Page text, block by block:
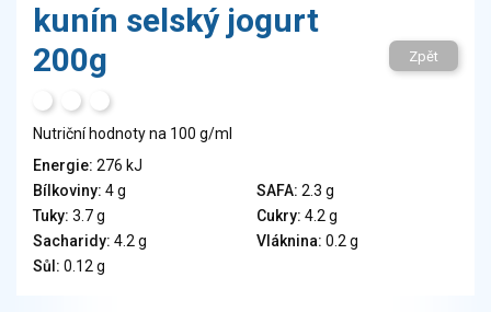
Vejce
Mléko
Mléčné výrobky
Sýry
Veganské a vegetariánské výrobky
Tuky
Obiloviny, mouka, cereální výrobky
Chléb, pečivo, křehké chleby, pufované výrobky
Přílohy
kunín selský jogurt
200g
Zpět
Nutriční hodnoty na 100 g/ml
Energie: 276 kJ
Bílkoviny: 4 g SAFA: 2.3 g
Tuky: 3.7 g Cukry: 4.2 g
Sacharidy: 4.2 g Vláknina: 0.2 g
Sůl: 0.12 g